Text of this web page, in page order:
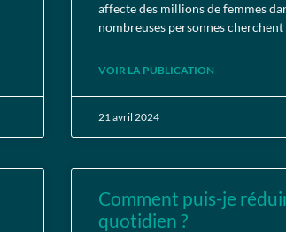
affecte des millions de femmes
nombreuses personnes cherchent
VOIR LA PUBLICATION
21 avril 2024
Comment puis-je
quotidien ?